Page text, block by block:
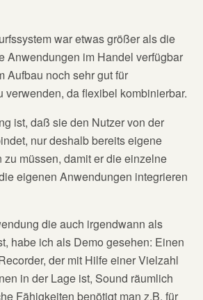
war etwas größer als die
Anwendungen im Handel verfügbar
Aufbau noch sehr gut für
verwenden, da flexibel kombinierbar.
ist, daß sie den Nutzer von der
nur deshalb bereitseigene
müssen, damit er die einzelne
eigenen Anwendungen integrieren
die auch irgendwann als
habe ich als Demo gesehen: Einen
der mit Hilfe einer Vielzahl
in der Lage ist, Sound räumlich
Fähigkeiten benötigt man z.B. für